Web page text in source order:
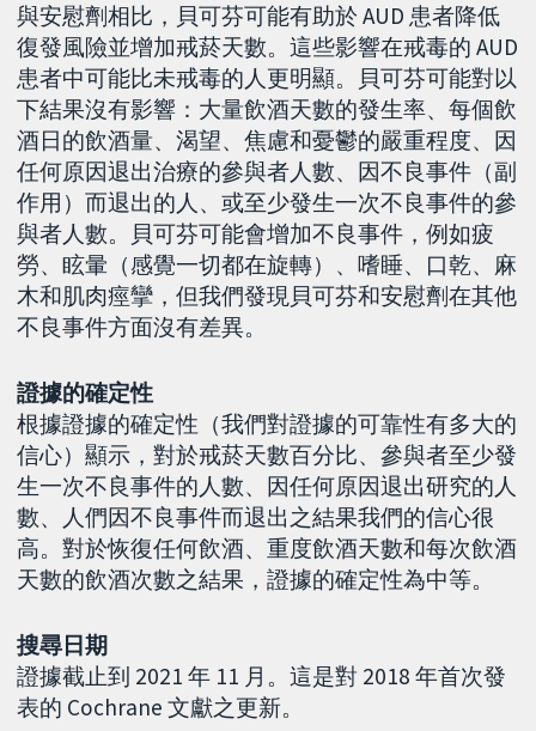
與安慰劑相比，貝可芬可能有助於 AUD 患者降低
復發風險並增加戒菸天數。這些影響在戒毒的 AUD
患者中可能比未戒毒的人更明顯。貝可芬可能對以
下結果沒有影響：大量飲酒天數的發生率、每個飲
酒日的飲酒量、渴望、焦慮和憂鬱的嚴重程度、因
任何原因退出治療的參與者人數、因不良事件（副
作用）而退出的人、或至少發生一次不良事件的參
與者人數。貝可芬可能會增加不良事件，例如疲
勞、眩暈（感覺一切都在旋轉）、嗜睡、口乾、麻
木和肌肉痙攣，但我們發現貝可芬和安慰劑在其他
不良事件方面沒有差異。
證據的確定性
根據證據的確定性（我們對證據的可靠性有多大的
信心）顯示，對於戒菸天數百分比、參與者至少發
生一次不良事件的人數、因任何原因退出研究的人
數、人們因不良事件而退出之結果我們的信心很
高。對於恢復任何飲酒、重度飲酒天數和每次飲酒
天數的飲酒次數之結果，證據的確定性為中等。
搜尋日期
證據截止到 2021 年 11 月。這是對 2018 年首次發
表的 Cochrane 文獻之更新。